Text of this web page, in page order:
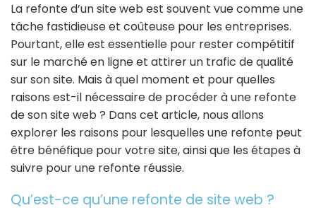
La refonte d’un site web est souvent vue comme une
tâche fastidieuse et coûteuse pour les entreprises.
Pourtant, elle est essentielle pour rester compétitif
sur le marché en ligne et attirer un trafic de qualité
sur son site. Mais à quel moment et pour quelles
raisons est-il nécessaire de procéder à une refonte
de son site web ? Dans cet article, nous allons
explorer les raisons pour lesquelles une refonte peut
être bénéfique pour votre site, ainsi que les étapes à
suivre pour une refonte réussie.
Qu’est-ce qu’une refonte de site web ?